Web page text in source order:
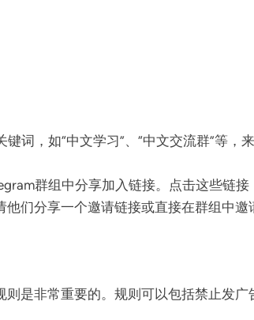
词，如“中文学习”、“中文交流群”等，
群组中分享加入链接。点击这些链接
们分享一个邀请链接或直接在群组中邀
则是非常重要的。规则可以包括禁止发